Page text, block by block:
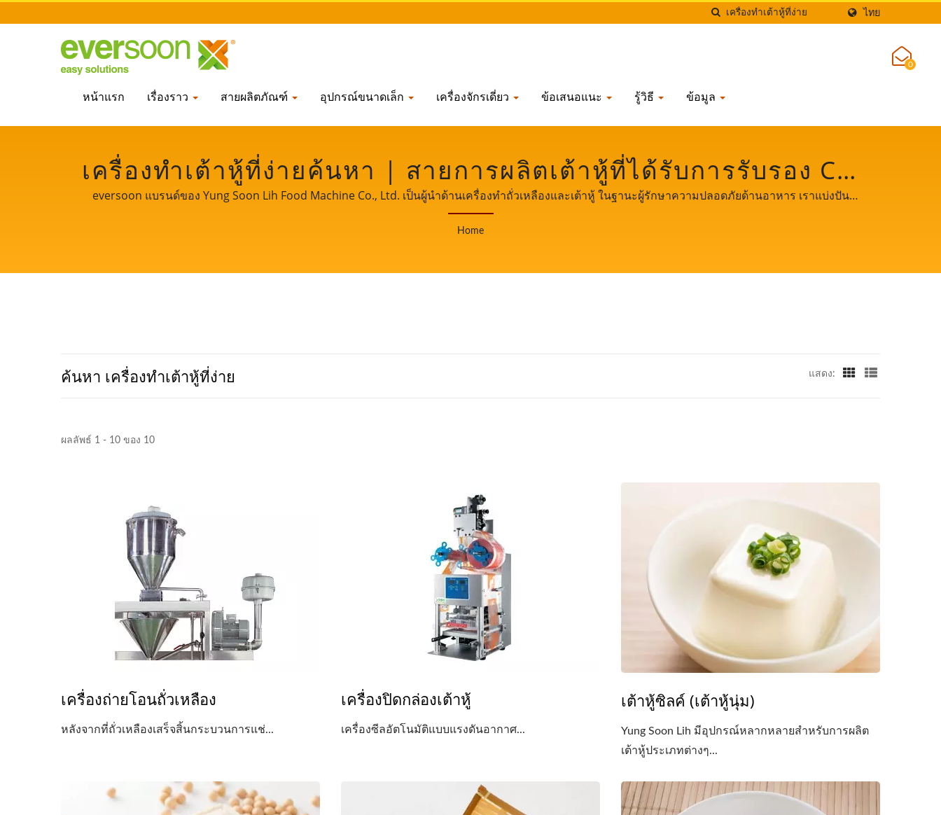
ไทย
หน้าแรก เรื่องราว สายผลิตภัณฑ์ อุปกรณ์ขนาดเล็ก เครื่องจักรเดี่ยว ข้อเสนอแนะ รู้วิธี ข้อมูล
0
เครื่องทำเต้าหู้ที่ง่ายค้นหา | สายการผลิตเต้าหู้ที่ได้รับการรับรอง CE,
ถังแช่และล้างถั่วเหลือง, ผู้ผลิตเครื่องบดและทำอาหาร | YUNG
SOON LIH FOOD MACHINE CO., LTD.
eversoon แบรนด์ของ Yung Soon Lih Food Machine Co., Ltd. เป็นผู้นำด้านเครื่องทำถั่วเหลืองและเต้าหู้ ในฐานะผู้รักษาความปลอดภัยด้านอาหาร เราแบ่งปัน
เทคโนโลยีหลักและประสบการณ์มืออาชีพในการผลิตเต้าหู้ให้กับลูกค้าทั่วโลกของเรา ให้เราเป็นพันธมิตรที่สำคัญและทรงพลังของคุณในการเป็นสักขีพยานในการ
เติบโตและความสำเร็จของธุรกิจของคุณ.
Home
ค้นหา เครื่องทำเต้าหู้ที่ง่าย แสดง:
ผลลัพธ์ 1 - 10 ของ 10
เครื่องถ่ายโอนถั่วเหลือง
หลังจากที่ถั่วเหลืองเสร็จสิ้นกระบวนการแช่...
เครื่องปิดกล่องเต้าหู้
เครื่องซีลอัตโนมัติแบบแรงดันอากาศ...
เต้าหู้ซิลค์ (เต้าหู้นุ่ม)
Yung Soon Lih มีอุปกรณ์หลากหลายสำหรับการผลิต
เต้าหู้ประเภทต่างๆ...